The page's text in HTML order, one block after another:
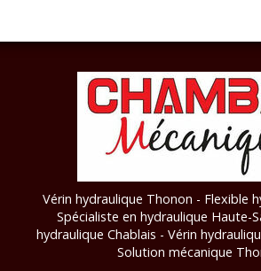
Vérin hydraulique Thonon - Flexible
Spécialiste en hydraulique Haute-
hydraulique Chablais - Vérin
Solution mécanique